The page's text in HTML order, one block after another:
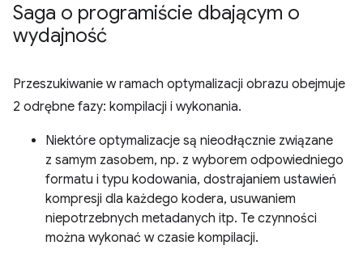
Saga o programiście dbającym o
wydajność
Przeszukiwanie w ramach optymalizacji obrazu obejmuje
2 odrębne fazy: kompilacji i wykonania.
Niektóre optymalizacje są nieodłącznie związane
z samym zasobem, np. z wyborem odpowiedniego
formatu i typu kodowania, dostrajaniem ustawień
kompresji dla każdego kodera, usuwaniem
niepotrzebnych metadanych itp. Te czynności
można wykonać w czasie kompilacji.